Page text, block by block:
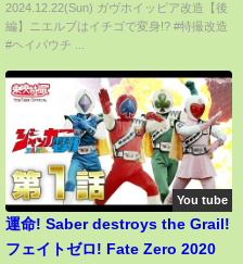
2024.12.22(Sun) ガヴホイッピア改造【後
編】ニエルブはイチゴで変身!? #特撮改造
#ヘイパウチ ...
You tube
運命! Saber destroys the Grail!
フェイトゼロ! Fate Zero 2020